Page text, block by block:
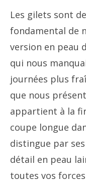
Les gilets sont
fondamental de
version en peau
qui nous
journées plus
que nous
appartient à la
coupe longue
distingue par
détail en peau
toutes vos